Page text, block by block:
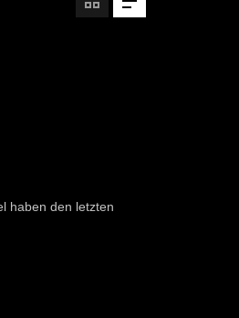
haben den letzten